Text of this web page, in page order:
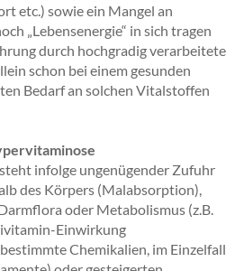
etc.) sowie ein Mangel an
„Lebensenergie“ in sich tragen
durch hochgradig verarbeitete
schon bei einem gesunden
Bedarf an solchen Vitalstoffen
infolge ungenügender Zufuhr
des Körpers (Malabsorption),
oder Metabolismus (z.B.
Einwirkung
Chemikalien, im Einzelfall